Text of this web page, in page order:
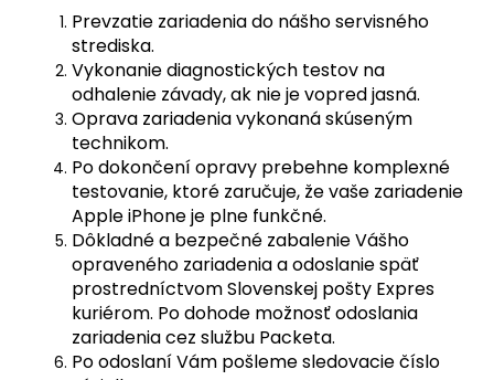
Prevzatie zariadenia do nášho servisného
strediska.
Vykonanie diagnostických testov na
odhalenie závady, ak nie je vopred jasná.
Oprava zariadenia vykonaná skúseným
technikom.
Po dokončení opravy prebehne komplexné
testovanie, ktoré zaručuje, že vaše zariadenie
Apple iPhone je plne funkčné.
Dôkladné a bezpečné zabalenie Vášho
opraveného zariadenia a odoslanie späť
prostredníctvom Slovenskej pošty Expres
kuriérom. Po dohode možnosť odoslania
zariadenia cez službu Packeta.
Po odoslaní Vám pošleme sledovacie číslo